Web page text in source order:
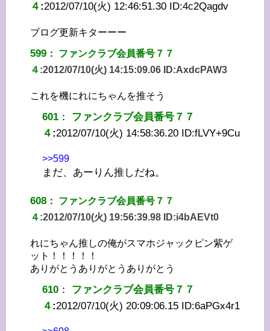
４ :2012/07/10(火) 12:46:51.30 ID:4c2Qagdv
ブログ更新キターーー
599 ： ファンクラブ会員番号７７
４ :2012/07/10(火) 14:15:09.06 ID:AxdcPAW3
これを機にれにちゃんを推そう
601 ： ファンクラブ会員番号７７
４ :2012/07/10(火) 14:58:36.20 ID:fLVY+9Cu
>>599
まだ、あーりん推しだね。
608 ： ファンクラブ会員番号７７
４ :2012/07/10(火) 19:56:39.98 ID:i4bAEVt0
れにちゃん推しの俺がスマホジャックピン紫ゲ
ット！！！！！
ありがとうありがとうありがとう
610 ： ファンクラブ会員番号７７
４ :2012/07/10(火) 20:09:06.15 ID:6aPGx4r1